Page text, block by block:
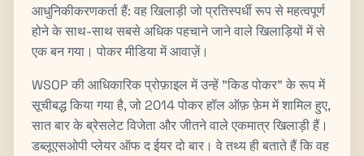
आधुनिकीकरणकर्ता हैं: वह खिलाड़ी जो प्रतिस्पर्धी रूप से महत्वपूर्ण
होने के साथ-साथ सबसे अधिक पहचाने जाने वाले खिलाड़ियों में से
एक बन गया। पोकर मीडिया में आवाज़ें।
WSOP की आधिकारिक प्रोफ़ाइल में उन्हें "किड पोकर" के रूप में
सूचीबद्ध किया गया है, जो 2014 पोकर हॉल ऑफ़ फ़ेम में शामिल हुए,
सात बार के ब्रेसलेट विजेता और जीतने वाले एकमात्र खिलाड़ी हैं।
डब्लूएसओपी प्लेयर ऑफ द ईयर दो बार। वे तथ्य ही बताते हैं कि वह